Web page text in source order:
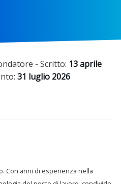
- Scritto: 13 aprile
31 luglio 2026
Con anni di esperienza nella